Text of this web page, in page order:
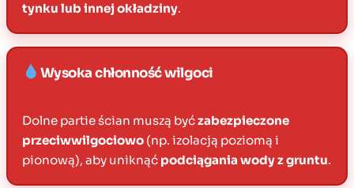
tynku lub innej okładziny.
Wysoka chłonność wilgoci
Dolne partie ścian muszą byćzabezpieczone
przeciwwilgociowo (np. izolacją poziomą i
pionową), aby uniknąć podciągania wody z gruntu.